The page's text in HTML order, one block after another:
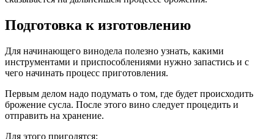
Подготовка к изготовлению
Для начинающего винодела полезно узнать, какими
инструментами и приспособлениями нужно запастись и с
чего начинать процесс приготовления.
Первым делом надо подумать о том, где будет происходить
брожение сусла. После этого вино следует процедить и
отправить на хранение.
Для этого пригодятся: